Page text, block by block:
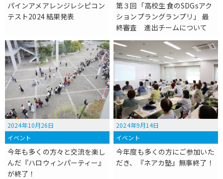
パインアメアレンジレシピコン
テスト2024 結果発表
第３回「高校生 食のSDGsアク
ションプラングランプリ」 最
終審査 進出チームについて
2024年10月26日
イベント
今年も多くの方々と交流を楽し
んだ『ハロウィンパーティー』
が終了！
2024年9月14日
イベント
今年度も多くの方にご参加いた
だき、『ネアカ塾』無事終了！